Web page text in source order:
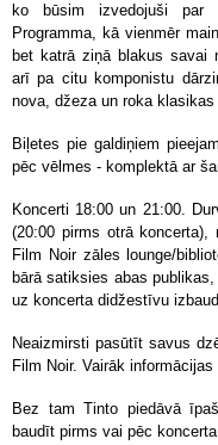
ko būsim izvedojuši par
Programma, kā vienmēr
bet katrā ziņā blakus savai
arī pa citu komponistu
nova, džeza un roka
Biļetes pie galdiņiem
pēc vēlmes - komplektā ar
Koncerti 18:00 un 21:00.
(20:00 pirms otrā
Film Noir zāles lounge/
bārā satiksies abas
uz koncerta didžestīvu
Neaizmirsti pasūtīt savus
Film Noir. Vairāk
Bez tam Tinto piedāvā
baudīt pirms vai pēc